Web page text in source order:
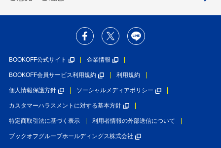
BOOKOFF公式サイト 企業情報
BOOKOFF会員サービス利用規約 利用規約
個人情報保護方針 ソーシャルメディアポリシー
カスタマーハラスメントに対する基本方針
特定商取引法に基づく表示 利用者情報の外部送信について
ブックオフグループホールディングス株式会社